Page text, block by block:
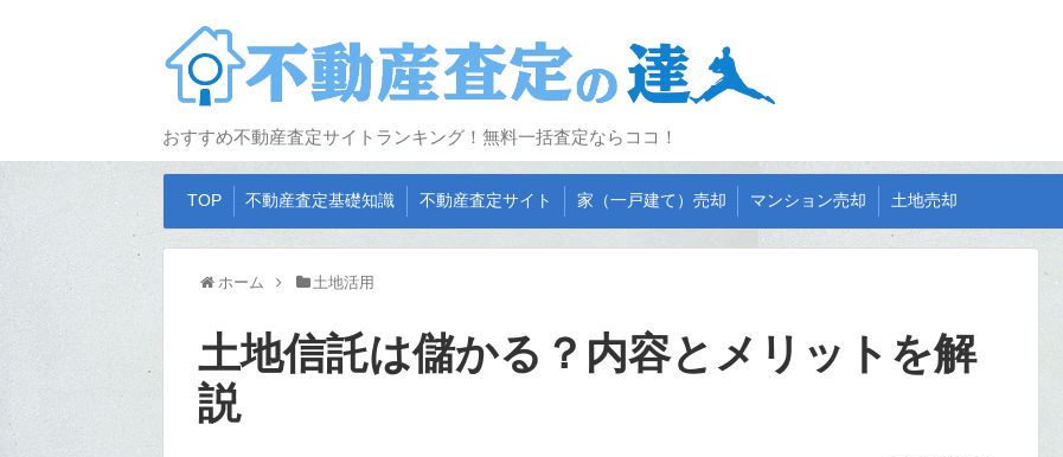
おすすめ不動産査定サイトランキング！無料一括査定ならココ！
TOP 不動産査定基礎知識 不動産査定サイト 家（一戸建て）売却 マンション売却 土地売却
ホーム 土地活用
土地信託は儲かる？内容とメリットを解
説